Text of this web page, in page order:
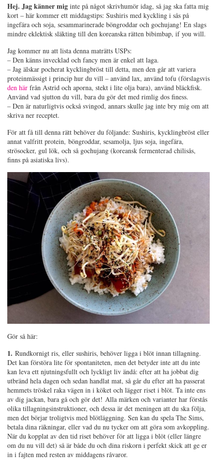
Hej. Jag känner mig inte på något skrivhumör idag, så jag ska fatta mig
kort – här kommer ett middagstips: Sushiris med kyckling i sås på
ingefära och soja, sesammarinerade böngroddar och gochujang! En slags
mindre eklektisk släkting till den koreanska rätten bibimbap, if you will.
Jag kommer nu att lista denna maträtts USPs:
– Den känns invecklad och fancy men är enkel att laga.
– Jag älskar pocherat kycklingbröst till detta, men den går att variera
proteinmässigt i princip hur du vill – använd lax, använd tofu (förslagsvis
den här från Astrid och aporna, stekt i lite olja bara), använd bläckfisk.
Använd vad sjutton du vill, bara du gör det med rimlig dos finess.
– Den är naturligtvis också svingod, annars skulle jag inte bry mig om att
skriva ner receptet.
För att få till denna rätt behöver du följande: Sushiris, kycklingbröst eller
annat valfritt protein, böngroddar, sesamolja, ljus soja, ingefära,
strösocker, gul lök, och så gochujang (koreansk fermenterad chilisås,
finns på asiatiska livs).
Gör så här:
1. Rundkornigt ris, eller sushiris, behöver ligga i blöt innan tillagning.
Det kan förstöra lite för spontaniteten, men det betyder inte att du inte
kan leva ett njutningsfullt och lyckligt liv ändå: efter att ha jobbat dig
utbränd hela dagen och sedan handlat mat, så går du efter att ha passerat
hemmets tröskel raka vägen in i köket och lägger riset i blöt. Ta inte ens
av dig jackan, bara gå och gör det! Alla märken och varianter har förstås
olika tillagningsinstruktioner, och dessa är det meningen att du ska följa,
men det börjar troligtvis med blötläggning. Sen kan du spela The Sims,
betala dina räkningar, eller vad du nu tycker om att göra som avkoppling.
När du kopplat av den tid riset behöver för att ligga i blöt (eller längre
om du nu vill det) så är både du och dina riskorn i perfekt skick att ge er
in i fajten med resten av middagens råvaror.